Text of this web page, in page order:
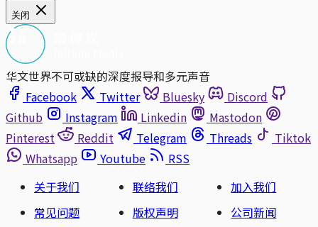
关闭
华文世界不可或缺的深度报导和多元声音
Facebook
Twitter Bluesky
Discord
Github
Instagram Linkedin
Mastodon
Pinterest
Reddit Telegram Threads
Tiktok
Whatsapp
Youtube
RSS
关于我们
联络我们
加入我们
常见问题
版权声明
公司新闻